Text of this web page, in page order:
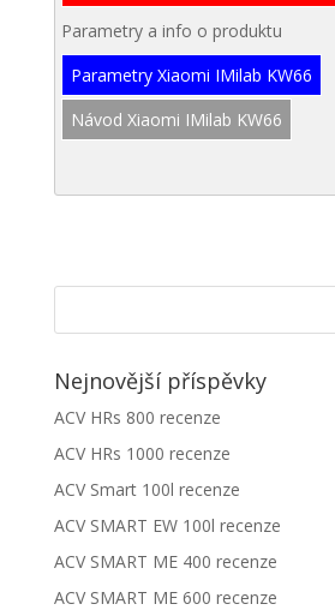
Parametry a info o produktu
Parametry Xiaomi IMilab KW66
Návod Xiaomi IMilab KW66
Nejnovější příspěvky
ACV HRs 800 recenze
ACV HRs 1000 recenze
ACV Smart 100l recenze
ACV SMART EW 100l recenze
ACV SMART ME 400 recenze
ACV SMART ME 600 recenze